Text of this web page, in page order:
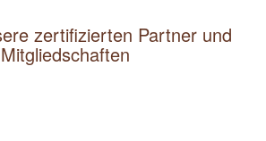
zertifizierten Partner und
Mitgliedschaften